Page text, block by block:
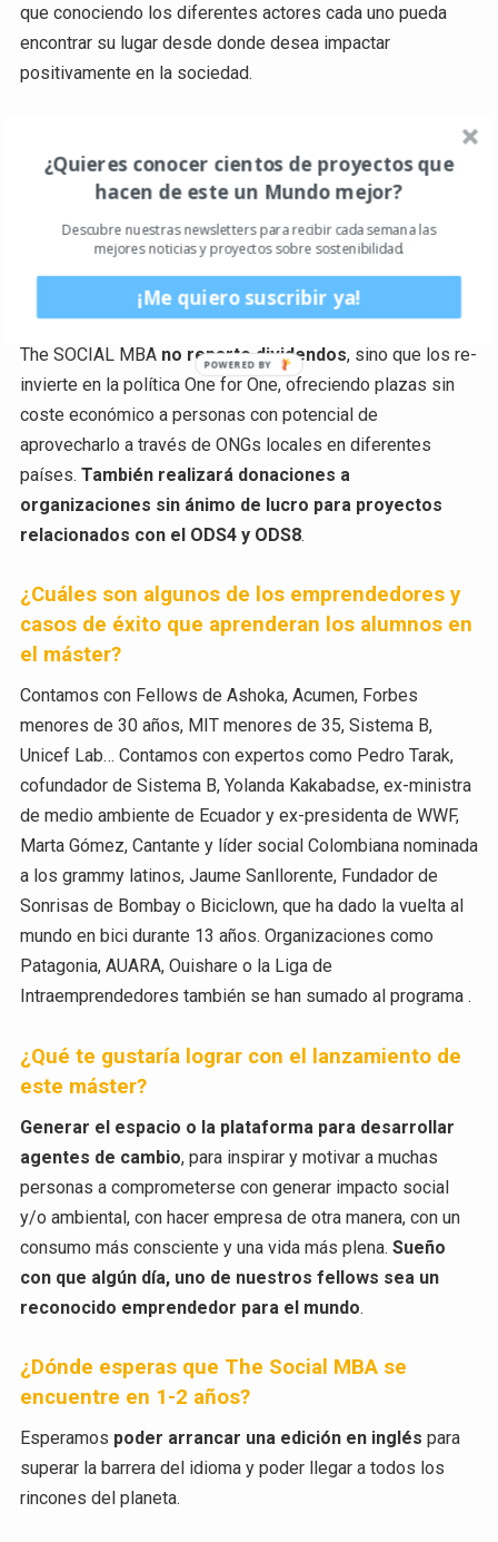
que conociendo los diferentes actores cada uno pueda
encontrar su lugar desde donde desea impactar
positivamente en la sociedad.
consiste que sea un máster 100% non-profit?
The SOCIAL MBA cuenta con unapolítica One for One
donde por cada matrícula se brinda una oportunidad a
una persona de mejorar su acceso a empleo y
convertirse en un agente de cambio.
The SOCIAL MBA no reparte dividendos, sino que los re-
invierte en la política One for One, ofreciendo plazas sin
coste económico a personas con potencial de
aprovecharlo a través de ONGs locales en diferentes
países. También realizará donaciones a
organizaciones sin ánimo de lucro para proyectos
relacionados con el ODS4 y ODS8.
¿Cuáles son algunos de los emprendedores y
casos de éxito que aprenderan los alumnos en
el máster?
Contamos con Fellows de Ashoka, Acumen, Forbes
menores de 30 años, MIT menores de 35, Sistema B,
Unicef Lab… Contamos con expertos como Pedro Tarak,
cofundador de Sistema B, Yolanda Kakabadse, ex-ministra
de medio ambiente de Ecuador y ex-presidenta de WWF,
Marta Gómez, Cantante y líder social Colombiana nominada
a los grammy latinos, Jaume Sanllorente, Fundador de
Sonrisas de Bombay o Biciclown, que ha dado la vuelta al
mundo en bici durante 13 años. Organizaciones como
Patagonia, AUARA, Ouishare o la Liga de
Intraemprendedores también se han sumado al programa .
¿Qué te gustaría lograr con el lanzamiento de
este máster?
Generar el espacio o la plataforma para desarrollar
agentes de cambio, para inspirar y motivar a muchas
personas a comprometerse con generar impacto social
y/o ambiental, con hacer empresa de otra manera, con un
consumo más consciente y una vida más plena. Sueño
con que algún día, uno de nuestros fellows sea un
reconocido emprendedor para el mundo.
¿Dónde esperas que The Social MBA se
encuentre en 1-2 años?
Esperamos poder arrancar una edición en inglés para
superar la barrera del idioma y poder llegar a todos los
rincones del planeta.
¿Quieres conocer cientos de proyectos que
hacen de este un Mundo mejor?
Descubre nuestras newsletters para recibir cada semana las
mejores noticias y proyectos sobre sostenibilidad.
¡Me quiero suscribir ya!